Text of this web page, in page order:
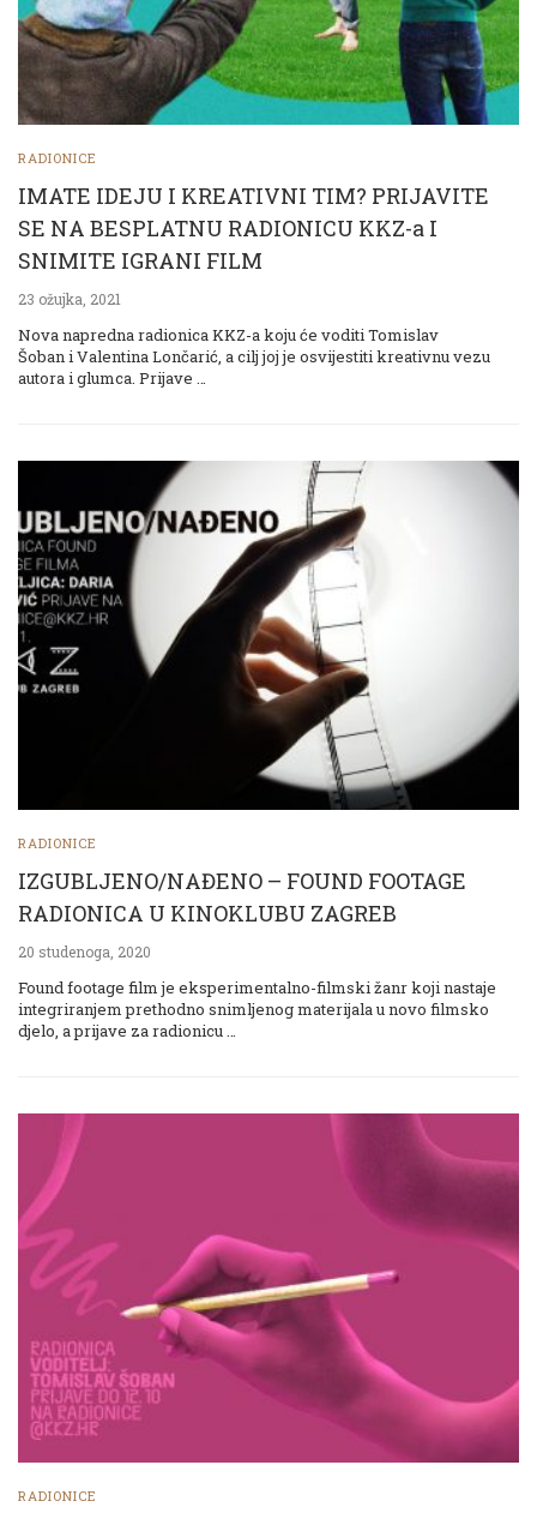
RADIONICE
IMATE IDEJU I KREATIVNI TIM? PRIJAVITE
SE NA BESPLATNU RADIONICU KKZ-a I
SNIMITE IGRANI FILM
23 ožujka, 2021
Nova napredna radionica KKZ-a koju će voditi Tomislav
Šoban i Valentina Lončarić, a cilj joj je osvijestiti kreativnu vezu
autora i glumca. Prijave …
RADIONICE
IZGUBLJENO/NAĐENO – FOUND FOOTAGE
RADIONICA U KINOKLUBU ZAGREB
20 studenoga, 2020
Found footage film je eksperimentalno-filmski žanr koji nastaje
integriranjem prethodno snimljenog materijala u novo filmsko
djelo, a prijave za radionicu …
RADIONICE